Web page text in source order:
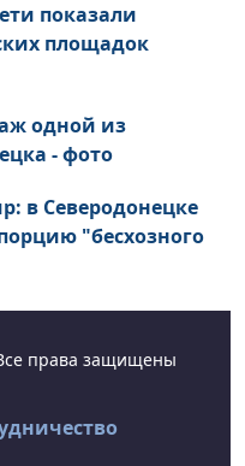
показали
площадок
одной из
- фото
в Северодонецке
"бесхозного
права защищены